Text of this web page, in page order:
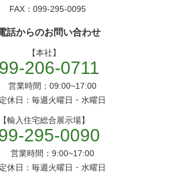
FAX：099-295-0095
話からのお問い合わせ
【本社】
206-0711
業時間：09:00~17:00
日：毎週火曜日・水曜日
【輸入住宅総合展示場】
295-0090
業時間：9:00~17:00
日：毎週火曜日・水曜日